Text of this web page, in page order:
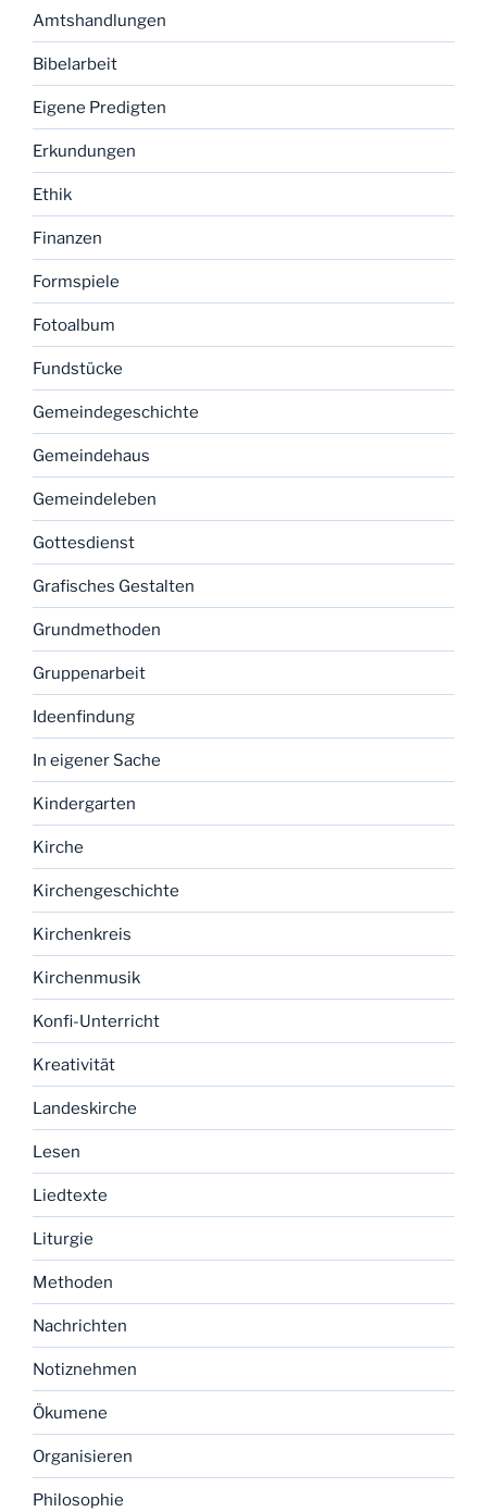
Amtshandlungen
Bibelarbeit
Eigene Predigten
Erkundungen
Ethik
Finanzen
Formspiele
Fotoalbum
Fundstücke
Gemeindegeschichte
Gemeindehaus
Gemeindeleben
Gottesdienst
Grafisches Gestalten
Grundmethoden
Gruppenarbeit
Ideenfindung
In eigener Sache
Kindergarten
Kirche
Kirchengeschichte
Kirchenkreis
Kirchenmusik
Konfi-Unterricht
Kreativität
Landeskirche
Lesen
Liedtexte
Liturgie
Methoden
Nachrichten
Notiznehmen
Ökumene
Organisieren
Philosophie